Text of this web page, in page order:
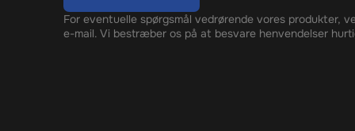
For eventuelle spørgsmål vedrørende vores produkter,
e-mail. Vi bestræber os på at besvare henvendelser